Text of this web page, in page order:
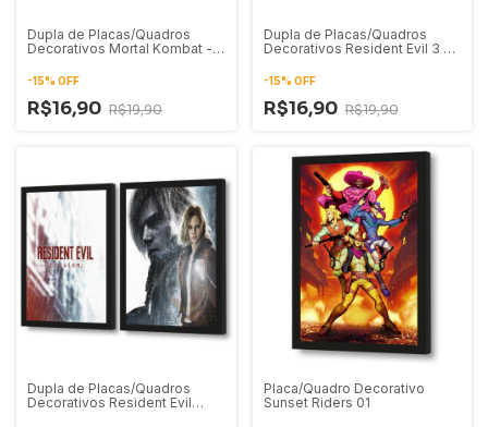
Dupla de Placas/Quadros
Decorativos Mortal Kombat -
-15% OFF
R$16,90 R$19,90
Dupla de Placas/Quadros
Decorativos Resident Evil 3 Jill
-15% OFF
R$16,90 R$19,90
Dupla de Placas/Quadros
Decorativos Resident Evil
Placa/Quadro Decorativo
Sunset Riders 01